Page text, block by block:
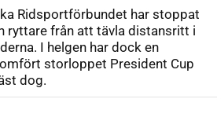
Ridsportförbundet har stoppat
ryttare från att tävla distansritt i
I helgen har dock en
storloppet President Cup
dog.